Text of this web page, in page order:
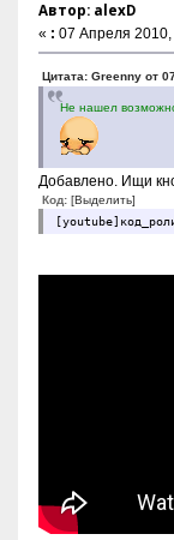
Автор: alexD
« : 07 Апреля
Цитата: Greenny от
Не нашел
Добавлено. Ищи
Код: [Выделить]